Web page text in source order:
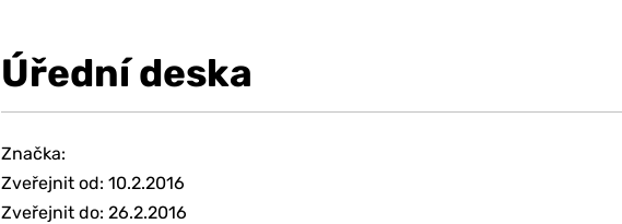
Úřední deska
Značka:
Zveřejnit od: 10.2.2016
Zveřejnit do: 26.2.2016